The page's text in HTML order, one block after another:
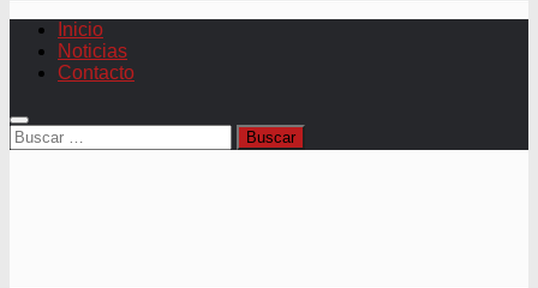
Inicio
Noticias
Contacto
Buscar: